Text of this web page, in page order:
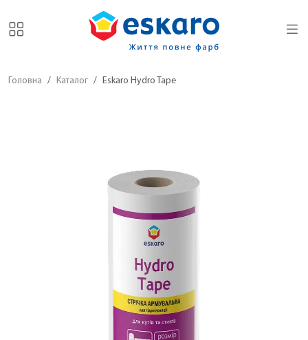
Головна Каталог Eskaro Hydro Tape